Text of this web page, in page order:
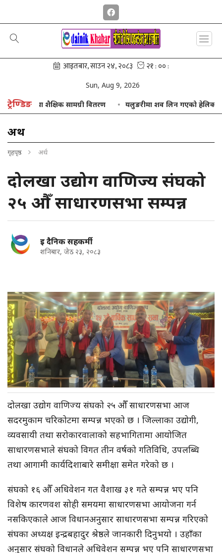
Sun, Aug 9, 2026
ट्रेण्डिङ
तथा शैक्षिक सामग्री वितरण यलुङरीमा शव लिन गएको हेलिकप्टर
अर्थ
गृहपृष्ठ अर्थ
दोलखा उद्योग वाणिज्य संघको
२५ औँ साधारणसभा सम्पन्न
इ दैनिक सहकर्मी
शनिबार, जेठ २३, २०८३
दोलखा उद्योग वाणिज्य संघको २५ औँ साधारणसभा आज
सदरमुकाम चरिकोटमा सम्पन्न भएको छ । जिल्लाका उद्योगी,
व्यवसायी तथा सरोकारवालाको सहभागितामा आयोजित
साधारणसभाले संघको विगत तीन वर्षको गतिविधि, उपलब्धि
तथा आगामी कार्यदिशाबारे समीक्षा समेत गरेको छ ।
संघको १६ औँ अधिवेशन गत वैशाख ३१ गते सम्पन्न भए पनि
विशेष कारणवश सोही समयमा साधारणसभा आयोजना गर्न
नसकिएकाले आज विधानअनुसार साधारणसभा सम्पन्न गरिएको
संघका अध्यक्ष इन्द्रबहादुर श्रेष्ठले जानकारी दिनुभयो । उहाँका
अनुसार संघको विधानले अधिवेशन सम्पन्न भए पनि साधारणसभा